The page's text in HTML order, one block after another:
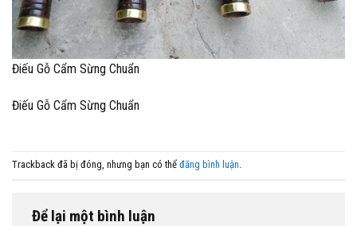
Điếu Gỗ Cẩm Sừng Chuẩn
Điếu Gỗ Cẩm Sừng Chuẩn
Trackback đã bị đóng, nhưng bạn có thể đăng bình luận
Để lại một bình luận